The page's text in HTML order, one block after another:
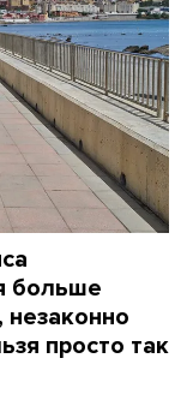
больше
незаконно
просто так